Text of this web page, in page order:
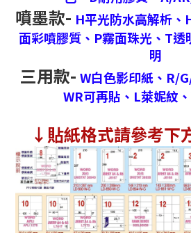
噴墨款- H平光防水高解析、
面彩噴膠質、 P霧面珠光、 T透
明
三用款- W白色影印紙、 R/
WR可再貼、 L萊妮紋、
↓ 貼紙格式請參考下